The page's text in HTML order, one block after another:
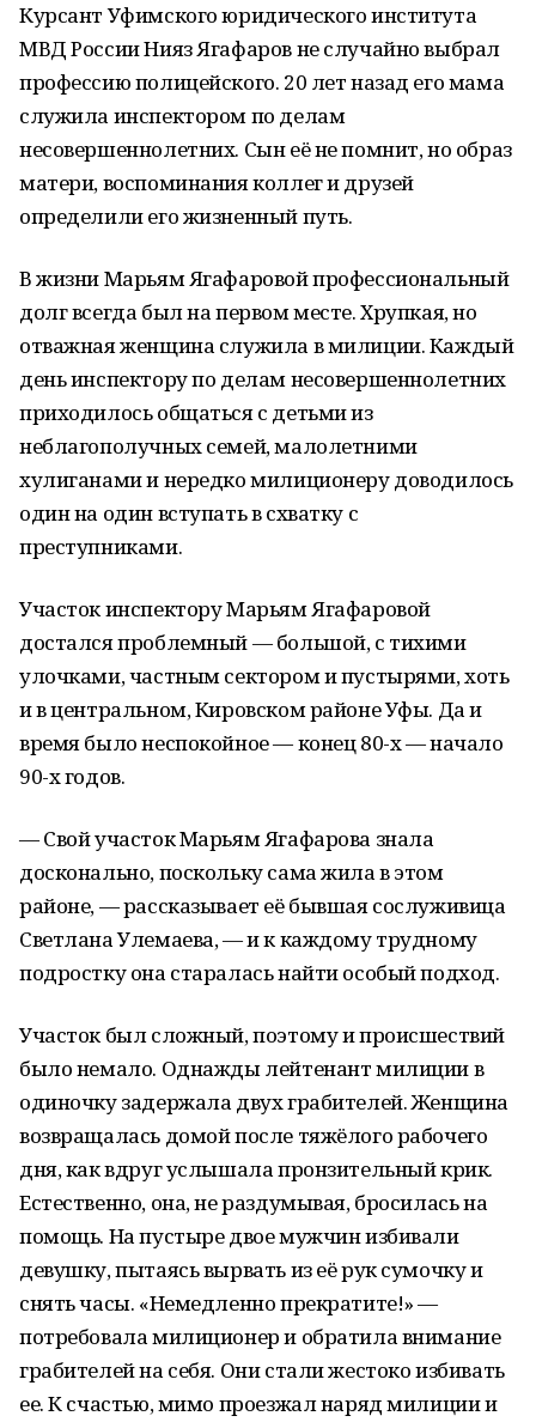
Курсант Уфимского юридического института
МВД России Нияз Ягафаров не случайно выбрал
профессию полицейского. 20 лет назад его мама
служила инспектором по делам
несовершеннолетних. Сын её не помнит, но образ
матери, воспоминания коллег и друзей
определили его жизненный путь.
В жизни Марьям Ягафаровой профессиональный
долг всегда был на первом месте. Хрупкая, но
отважная женщина служила в милиции. Каждый
день инспектору по делам несовершеннолетних
приходилось общаться с детьми из
неблагополучных семей, малолетними
хулиганами и нередко милиционеру доводилось
один на один вступать в схватку с
преступниками.
Участок инспектору Марьям Ягафаровой
достался проблемный — большой, с тихими
улочками, частным сектором и пустырями, хоть
и в центральном, Кировском районе Уфы. Да и
время было неспокойное — конец 80-х — начало
90-х годов.
— Свой участок Марьям Ягафарова знала
досконально, поскольку сама жила в этом
районе, — рассказывает её бывшая сослуживица
Светлана Улемаева, — и к каждому трудному
подростку она старалась найти особый подход.
Участок был сложный, поэтому и происшествий
было немало. Однажды лейтенант милиции в
одиночку задержала двух грабителей. Женщина
возвращалась домой после тяжёлого рабочего
дня, как вдруг услышала пронзительный крик.
Естественно, она, не раздумывая, бросилась на
помощь. На пустыре двое мужчин избивали
девушку, пытаясь вырвать из её рук сумочку и
снять часы. «Немедленно прекратите!» —
потребовала милиционер и обратила внимание
грабителей на себя. Они стали жестоко избивать
ее. К счастью, мимо проезжал наряд милиции и